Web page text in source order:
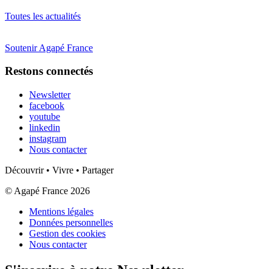
Toutes les actualités
Soutenir Agapé France
Restons connectés
Newsletter
facebook
youtube
linkedin
instagram
Nous contacter
Découvrir • Vivre • Partager
© Agapé France 2026
Mentions légales
Données personnelles
Gestion des cookies
Nous contacter